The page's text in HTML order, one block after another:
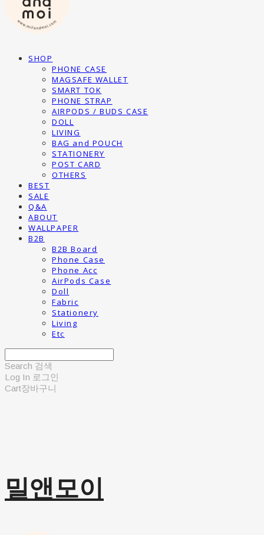
SHOP
PHONE CASE
MAGSAFE WALLET
SMART TOK
PHONE STRAP
AIRPODS / BUDS CASE
DOLL
LIVING
BAG and POUCH
STATIONERY
POST CARD
OTHERS
BEST
SALE
Q&A
ABOUT
WALLPAPER
B2B
B2B Board
Phone Case
Phone Acc
AirPods Case
Doll
Fabric
Stationery
Living
Etc
Search 검색
Log In 로그인
Cart장바구니
밀앤모이